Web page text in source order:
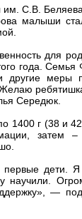
им. С.В.
малыши
для
года.
и другие
Середюк.
1400 г (38 и
затем –
дети. Я
научили.
—